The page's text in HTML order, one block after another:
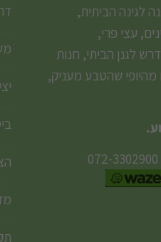
לגינה הביתית,
עצי פרי,
לגנן הביתי, חנות
מהיופי שהטבע מעניק,
072-3302900